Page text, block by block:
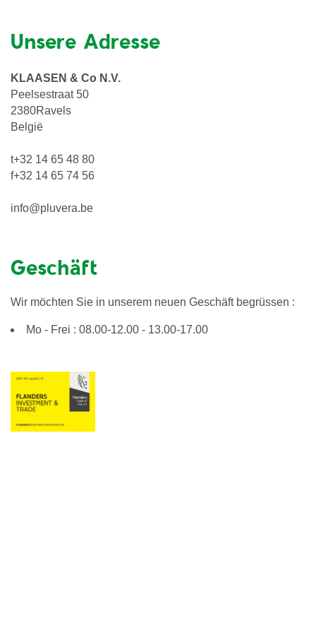
Unsere Adresse
KLAASEN & Co N.V.
Peelsestraat 50
2380Ravels
België
t+32 14 65 48 80
f+32 14 65 74 56
info@pluvera.be
Geschäft
Wir möchten Sie in unserem neuen Geschäft begrüssen :
Mo - Frei : 08.00-12.00 - 13.00-17.00